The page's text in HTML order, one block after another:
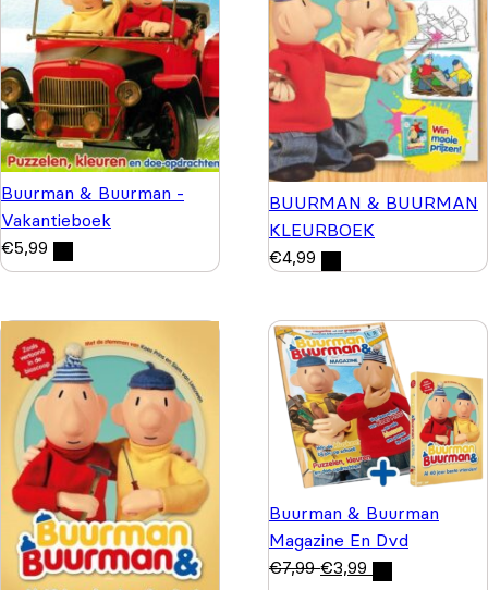
Buurman & Buurman -
Vakantieboek
€5,99
BUURMAN & BUURMAN
KLEURBOEK
€4,99
Buurman & Buurman
Magazine En Dvd
€7,99 €3,99